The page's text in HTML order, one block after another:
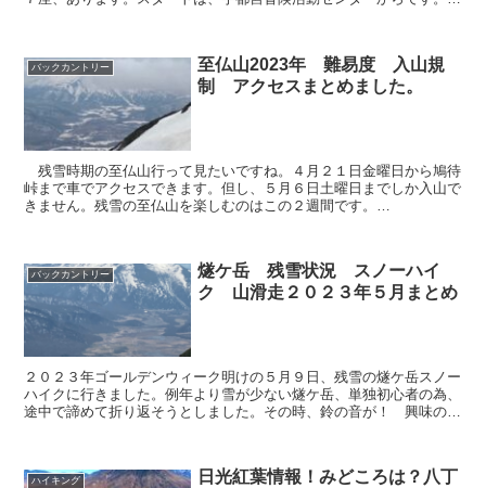
バックカントリー
至仏山2023年 難易度 入山規
制 アクセスまとめました。
残雪時期の至仏山行って見たいですね。４月２１日金曜日から鳩待
峠まで車でアクセスできます。但し、５月６日土曜日までしか入山で
きません。残雪の至仏山を楽しむのはこの２週間です。
バックカントリー
燧ケ岳 残雪状況 スノーハイ
ク 山滑走２０２３年５月まとめ
２０２３年ゴールデンウィーク明けの５月９日、残雪の燧ケ岳スノー
ハイクに行きました。例年より雪が少ない燧ケ岳、単独初心者の為、
途中で諦めて折り返そうとしました。その時、鈴の音が！ 興味のあ
ハイキング
日光紅葉情報！みどころは？八丁